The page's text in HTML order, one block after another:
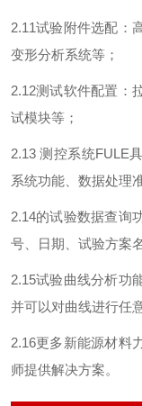
2.11试验附件选配：
变形分析系统等；
2.12测试软件配置：
试模块等；
2.13测控系统FULE
系统功能、数据处理
2.14的试验数据查询
号、日期、试验方案
2.15试验曲线分析功
并可以对曲线进行任
2.16更多新能源材料
师提供解决方案。